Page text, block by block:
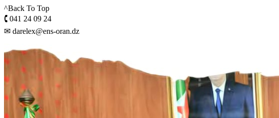
^Back To Top
🕻 041 24 09 24
✉ darelex@ens-oran.dz